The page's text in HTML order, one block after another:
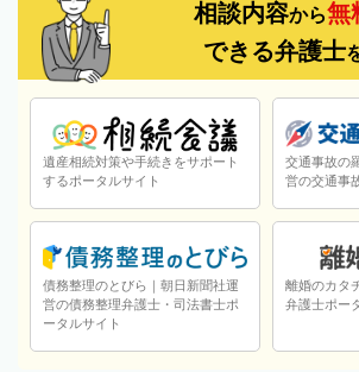
相談内容から無
できる弁護士
遺産相続対策や手続きをサポート
するポータルサイト
交通事故の
営の交通事
債務整理のとびら｜朝日新聞社運
営の債務整理弁護士・司法書士ポ
ータルサイト
離婚のカタ
弁護士ポー